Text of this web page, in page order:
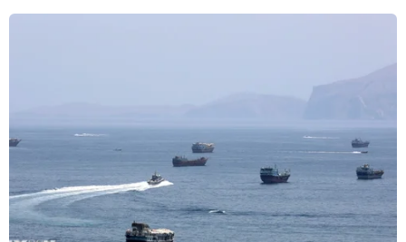
Lực lượng chức năng kiểm đếm trước khi tiêu hủy thuốc lá lậu.
(Ảnh minh họa. TTXVN phát)
Ngày 2/6, Đội Quản lý thị trường số 12, Chi cục
Quản lý thị trường thành phố Hà Nội cho biết đã